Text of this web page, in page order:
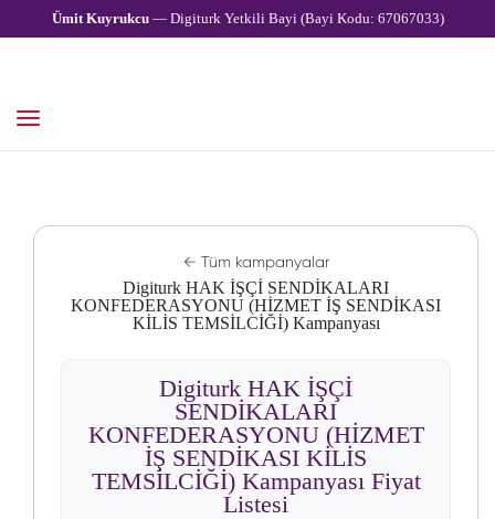
Ümit Kuyrukcu— Digiturk Yetkili Bayi (Bayi Kodu: 67067033)
← Tüm kampanyalar
Digiturk HAK İŞÇİ SENDİKALARI
KONFEDERASYONU (HİZMET İŞ SENDİKASI
KİLİS TEMSİLCİĞİ) Kampanyası
Digiturk HAK İŞÇİ
SENDİKALARI
KONFEDERASYONU (HİZMET
İŞ SENDİKASI KİLİS
TEMSİLCİĞİ) Kampanyası Fiyat
Listesi